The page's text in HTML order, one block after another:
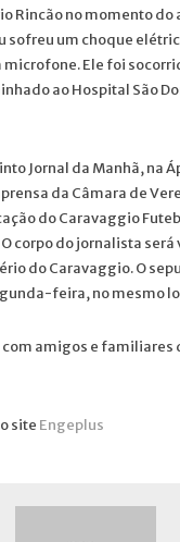
Rincão no momento
sofreu um choque
microfone. Ele foi
ao Hospital São
Jornal da Manhã, na
da Câmara de
do Caravaggio
corpo do jornalista
do Caravaggio. O
feira, no mesmo
com amigos e
site Engeplus